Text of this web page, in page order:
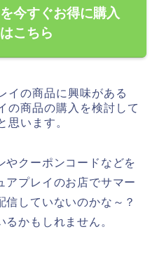
今すぐお得に購入
こちら
イの商品に興味がある
の商品の購入を検討して
思います。
やクーポンコードなどを
アプレイのお店でサマー
信していないのかな～？
かもしれません。